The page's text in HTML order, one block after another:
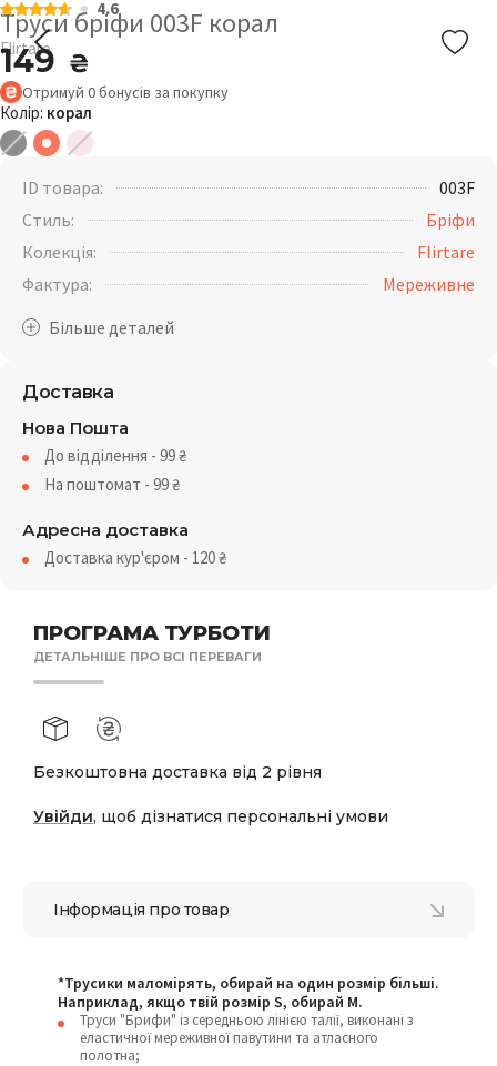
4.6
Труси бріфи 003F корал
Flirtare
149 ₴
Отримуй 0бонусів за покупку
Колір: корал
ПРОГРАМА ТУРБОТИ
ДЕТАЛЬНІШЕ ПРО ВСІ ПЕРЕВАГИ
Безкоштовна доставка від 2 рівня
Увійди, щоб дізнатися персональні умови
ID товара:
003F
Стиль:
Бріфи
Колекція:
Flirtare
Фактура:
Мереживне
Доставка
Нова Пошта
До відділення - 99₴
На поштомат - 99₴
Адресна доставка
Доставка кур'єром - 120₴
Інформація про товар
*Трусики маломірять, обирай на один розмір більші.
Наприклад, якщо твій розмір S, обирай М.
Труси "Брифи" із середньою лінією талії, виконані з
еластичної мереживної павутини та атласного
полотна;